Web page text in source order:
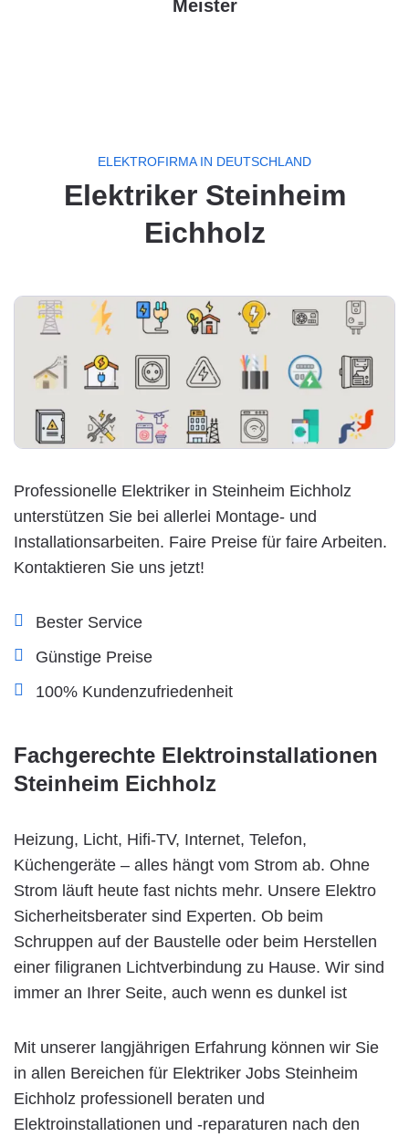
Meister
ELEKTROFIRMA IN DEUTSCHLAND
Elektriker Steinheim
Eichholz
Professionelle Elektriker in Steinheim Eichholz
unterstützen Sie bei allerlei Montage- und
Installationsarbeiten. Faire Preise für faire Arbeiten.
Kontaktieren Sie uns jetzt!
Bester Service
Günstige Preise
100% Kundenzufriedenheit
Fachgerechte Elektroinstallationen
Steinheim Eichholz
Heizung, Licht, Hifi-TV, Internet, Telefon,
Küchengeräte – alles hängt vom Strom ab. Ohne
Strom läuft heute fast nichts mehr. Unsere Elektro
Sicherheitsberater sind Experten. Ob beim
Schruppen auf der Baustelle oder beim Herstellen
einer filigranen Lichtverbindung zu Hause. Wir sind
immer an Ihrer Seite, auch wenn es dunkel ist
Mit unserer langjährigen Erfahrung können wir Sie
in allen Bereichen für Elektriker Jobs Steinheim
Eichholz professionell beraten und
Elektroinstallationen und -reparaturen nach den